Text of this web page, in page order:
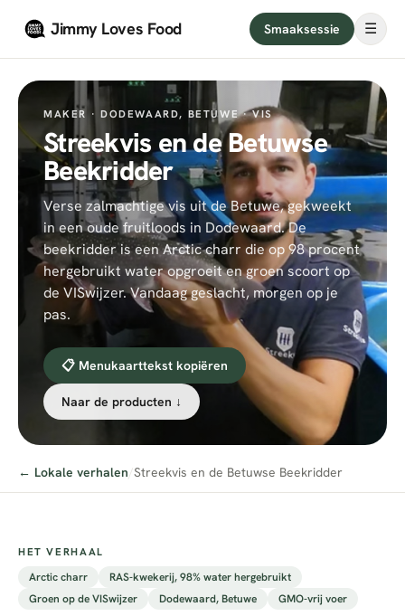
Jimmy Loves Food Smaaksessie ☰
MAKER · DODEWAARD, BETUWE· VIS
Streekvis en de Betuwse
Beekridder
Verse zalmachtige vis uit de Betuwe, gekweekt
in een oude fruitloods in Dodewaard. De
beekridder is een Arctic charr die op 98 procent
hergebruikt water opgroeit en groen scoort op
de VISwijzer. Vandaag geslacht, morgen op je
pas.
📋 Menukaarttekst kopiëren
Naar de producten ↓
← Lokale verhalen/Streekvis en de Betuwse Beekridder
HET VERHAAL
Arctic charr
RAS-kwekerij, 98% water hergebruikt
Groen op de VISwijzer
Dodewaard, Betuwe GMO-vrij voer